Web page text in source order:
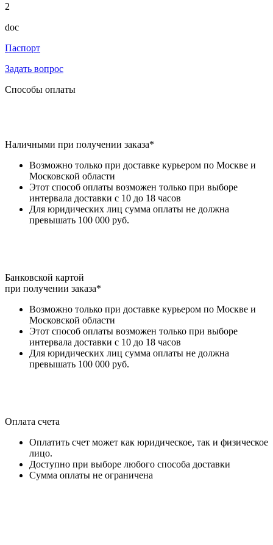
2
doc
Паспорт
Задать вопрос
Способы оплаты
Наличными при получении заказа*
Возможно только при доставке курьером по Москве и
Московской области
Этот способ оплаты возможен только при выборе
интервала доставки с 10 до 18 часов
Для юридических лиц сумма оплаты не должна
превышать 100 000 руб.
Банковской картой
при получении заказа*
Возможно только при доставке курьером по Москве и
Московской области
Этот способ оплаты возможен только при выборе
интервала доставки с 10 до 18 часов
Для юридических лиц сумма оплаты не должна
превышать 100 000 руб.
Оплата счета
Оплатить счет может как юридическое, так и физическое
лицо.
Доступно при выборе любого способа доставки
Сумма оплаты не ограничена